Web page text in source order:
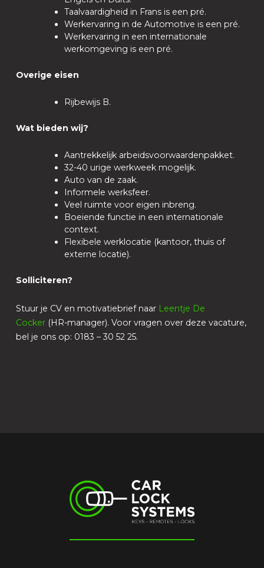
Taalvaardigheid in Frans is een pré.
Werkervaring in de Automotive is een pré.
Werkervaring in een internationale
werkomgeving is een pré.
Overige eisen
Rijbewijs B.
Wat bieden wij?
Aantrekkelijk arbeidsvoorwaardenpakket.
32-40 urige werkweek mogelijk.
Auto van de zaak.
Informele werksfeer.
Veel ruimte voor eigen inbreng.
Boeiende functie in een internationale
context.
Flexibele werklocatie (kantoor, thuis of
externe locatie).
Solliciteren?
Stuur je CV en motivatiebrief naar Leentje De
Cocker (HR-manager). Voor vragen over deze vacature,
bel je ons op: 0183 – 30 52 25.